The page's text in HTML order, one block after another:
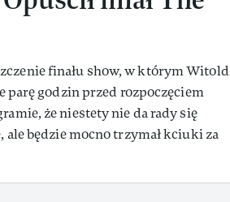
finału show, w którym Witold
parę godzin przed rozpoczęciem
że niestety nie da rady się
będzie mocno trzymał kciuki za